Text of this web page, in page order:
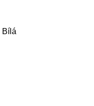
Bílá